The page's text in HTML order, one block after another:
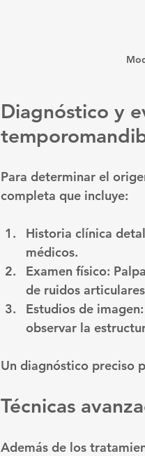
Diagnóstico y
Para determinar el
completa que incluye:
Historia clínica
médicos.
Examen físico:
de ruidos
Estudios de imagen
observar la
Un diagnóstico preciso
Técnicas
Además de los